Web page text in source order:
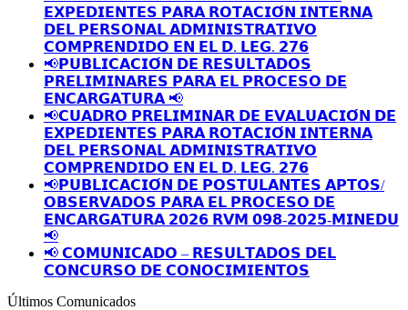
𝗘𝗫𝗣𝗘𝗗𝗜𝗘𝗡𝗧𝗘𝗦 𝗣𝗔𝗥𝗔 𝗥𝗢𝗧𝗔𝗖𝗜𝗢́𝗡 𝗜𝗡𝗧𝗘𝗥𝗡𝗔
𝗗𝗘𝗟 𝗣𝗘𝗥𝗦𝗢𝗡𝗔𝗟 𝗔𝗗𝗠𝗜𝗡𝗜𝗦𝗧𝗥𝗔𝗧𝗜𝗩𝗢
𝗖𝗢𝗠𝗣𝗥𝗘𝗡𝗗𝗜𝗗𝗢 𝗘𝗡 𝗘𝗟 𝗗. 𝗟𝗘𝗚. 𝟮𝟳𝟲
📢𝗣𝗨𝗕𝗟𝗜𝗖𝗔𝗖𝗜𝗢́𝗡 𝗗𝗘 𝗥𝗘𝗦𝗨𝗟𝗧𝗔𝗗𝗢𝗦
𝗣𝗥𝗘𝗟𝗜𝗠𝗜𝗡𝗔𝗥𝗘𝗦 𝗣𝗔𝗥𝗔 𝗘𝗟 𝗣𝗥𝗢𝗖𝗘𝗦𝗢 𝗗𝗘
𝗘𝗡𝗖𝗔𝗥𝗚𝗔𝗧𝗨𝗥𝗔 📢
📢𝗖𝗨𝗔𝗗𝗥𝗢 𝗣𝗥𝗘𝗟𝗜𝗠𝗜𝗡𝗔𝗥 𝗗𝗘 𝗘𝗩𝗔𝗟𝗨𝗔𝗖𝗜𝗢́𝗡 𝗗𝗘
𝗘𝗫𝗣𝗘𝗗𝗜𝗘𝗡𝗧𝗘𝗦 𝗣𝗔𝗥𝗔 𝗥𝗢𝗧𝗔𝗖𝗜𝗢́𝗡 𝗜𝗡𝗧𝗘𝗥𝗡𝗔
𝗗𝗘𝗟 𝗣𝗘𝗥𝗦𝗢𝗡𝗔𝗟 𝗔𝗗𝗠𝗜𝗡𝗜𝗦𝗧𝗥𝗔𝗧𝗜𝗩𝗢
𝗖𝗢𝗠𝗣𝗥𝗘𝗡𝗗𝗜𝗗𝗢 𝗘𝗡 𝗘𝗟 𝗗. 𝗟𝗘𝗚. 𝟮𝟳𝟲
📢𝗣𝗨𝗕𝗟𝗜𝗖𝗔𝗖𝗜𝗢́𝗡 𝗗𝗘 𝗣𝗢𝗦𝗧𝗨𝗟𝗔𝗡𝗧𝗘𝗦 𝗔𝗣𝗧𝗢𝗦/
𝗢𝗕𝗦𝗘𝗥𝗩𝗔𝗗𝗢𝗦 𝗣𝗔𝗥𝗔 𝗘𝗟 𝗣𝗥𝗢𝗖𝗘𝗦𝗢 𝗗𝗘
𝗘𝗡𝗖𝗔𝗥𝗚𝗔𝗧𝗨𝗥𝗔 𝟮𝟬𝟮𝟲 𝗥𝗩𝗠 𝟬𝟵𝟴-𝟮𝟬𝟮𝟱-𝗠𝗜𝗡𝗘𝗗𝗨
📢
📢 𝗖𝗢𝗠𝗨𝗡𝗜𝗖𝗔𝗗𝗢 – 𝗥𝗘𝗦𝗨𝗟𝗧𝗔𝗗𝗢𝗦 𝗗𝗘𝗟
𝗖𝗢𝗡𝗖𝗨𝗥𝗦𝗢 𝗗𝗘 𝗖𝗢𝗡𝗢𝗖𝗜𝗠𝗜𝗘𝗡𝗧𝗢𝗦
Últimos Comunicados